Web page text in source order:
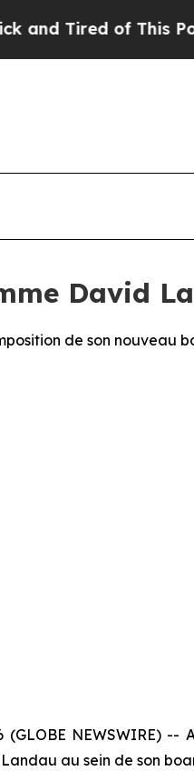
of This Politics
David
de son nouveau
(GLOBE NEWSWIRE)
au sein de son